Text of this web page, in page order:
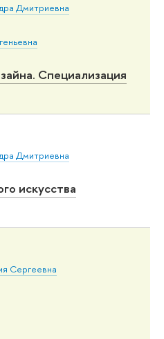
Дмитриевна
Специализация
Дмитриевна
искусства
Сергеевна